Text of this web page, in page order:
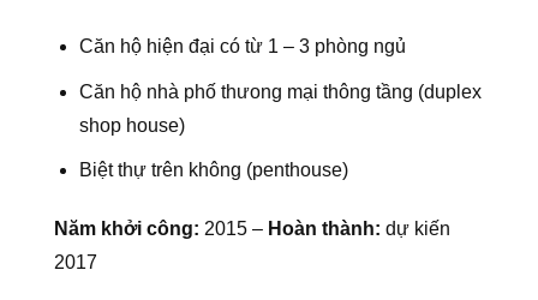
Căn hộ hiện đại có từ 1 – 3 phòng ngủ
Căn hộ nhà phố thưong mại thông tầng (duplex
shop house)
Biệt thự trên không (penthouse)
Năm khởi công: 2015 – Hoàn thành: dự kiến
2017